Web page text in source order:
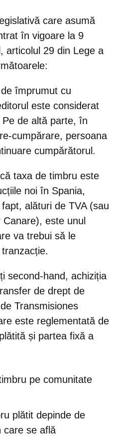
care asumă
în vigoare la 9
articolul 29 din Lege a
împrumut cu
este considerat
Pe de altă parte,în
cumpărare, persoana
cumpărătorul.
taxa de timbru este
noi în Spania,
alături de TVA (sau
este unul
va trebui să le
second-hand, achiziția
de drept de
Transmisiones
este reglementată de
și partea fixă a
pe comunitate
plătit depinde de
care se află